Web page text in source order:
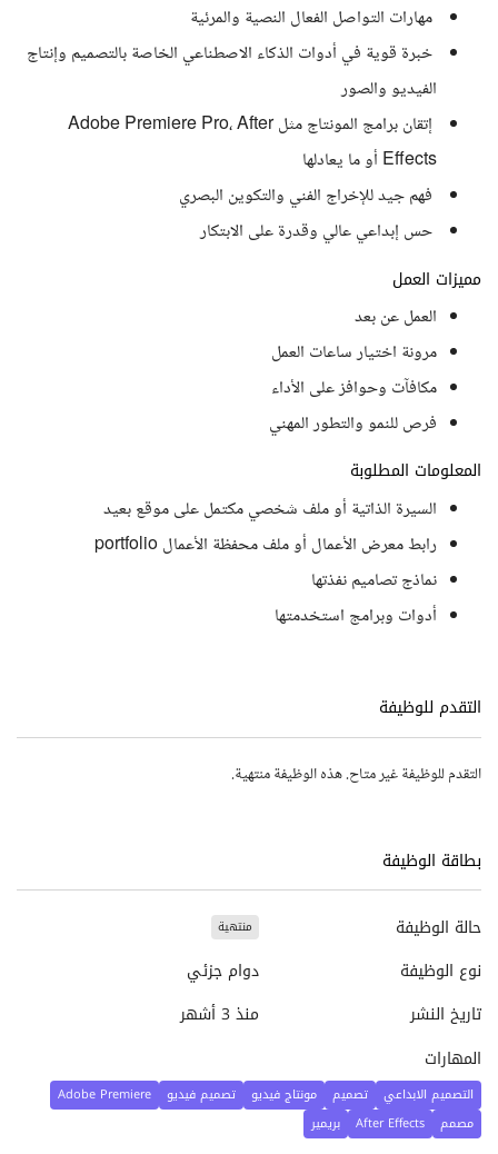
مهارات التواصل الفعال النصية والمرئية
خبرة قوية في أدوات الذكاء الاصطناعي الخاصة بالتصميم وإنتاج
الفيديو والصور
إتقان برامج المونتاج مثل Adobe Premiere Pro، After
Effects أو ما يعادلها
فهم جيد للإخراج الفني والتكوين البصري
حس إبداعي عالي وقدرة على الابتكار
مميزات العمل
العمل عن بعد
مرونة اختيار ساعات العمل
مكافآت وحوافز على الأداء
فرص للنمو والتطور المهني
المعلومات المطلوبة
السيرة الذاتية أو ملف شخصي مكتمل على موقع بعيد
رابط معرض الأعمال أو ملف محفظة الأعمال portfolio
نماذج تصاميم نفذتها
أدوات وبرامج استخدمتها
التقدم للوظيفة
التقدم للوظيفة غير متاح. هذه الوظيفة منتهية.
بطاقة الوظيفة
حالة الوظيفة منتهية
نوع الوظيفة
دوام جزئي
تاريخ النشر
منذ 3 أشهر
المهارات
التصميم الابداعي تصميم مونتاج فيديو تصميم فيديو
Adobe Premiere
مصمم
After Effects بريمير